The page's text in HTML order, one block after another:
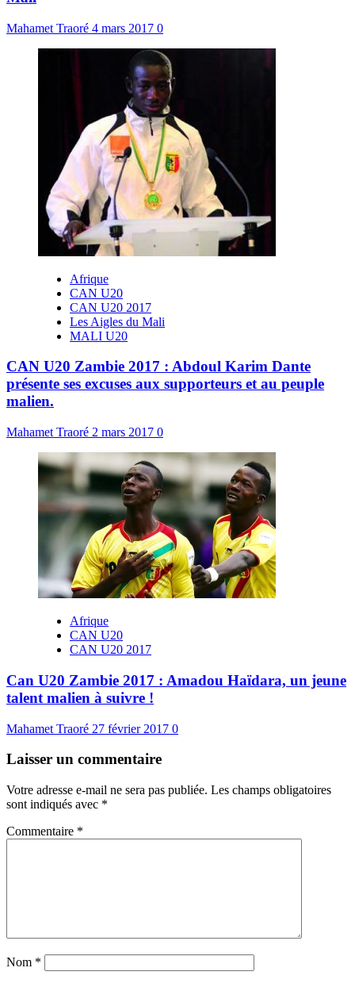
Mahamet Traoré 4 mars 2017 0
Afrique
CAN U20
CAN U20 2017
Les Aigles du Mali
MALI U20
CAN U20 Zambie 2017 : Abdoul Karim Dante
présente ses excuses aux supporteurs et au peuple
malien.
Mahamet Traoré 2 mars 2017 0
Afrique
CAN U20
CAN U20 2017
Can U20 Zambie 2017 : Amadou Haïdara, un jeune
talent malien à suivre !
Mahamet Traoré 27 février 2017 0
Laisser un commentaire
Votre adresse e-mail ne sera pas publiée. Les champs obligatoires
sont indiqués avec *
Commentaire *
Nom *